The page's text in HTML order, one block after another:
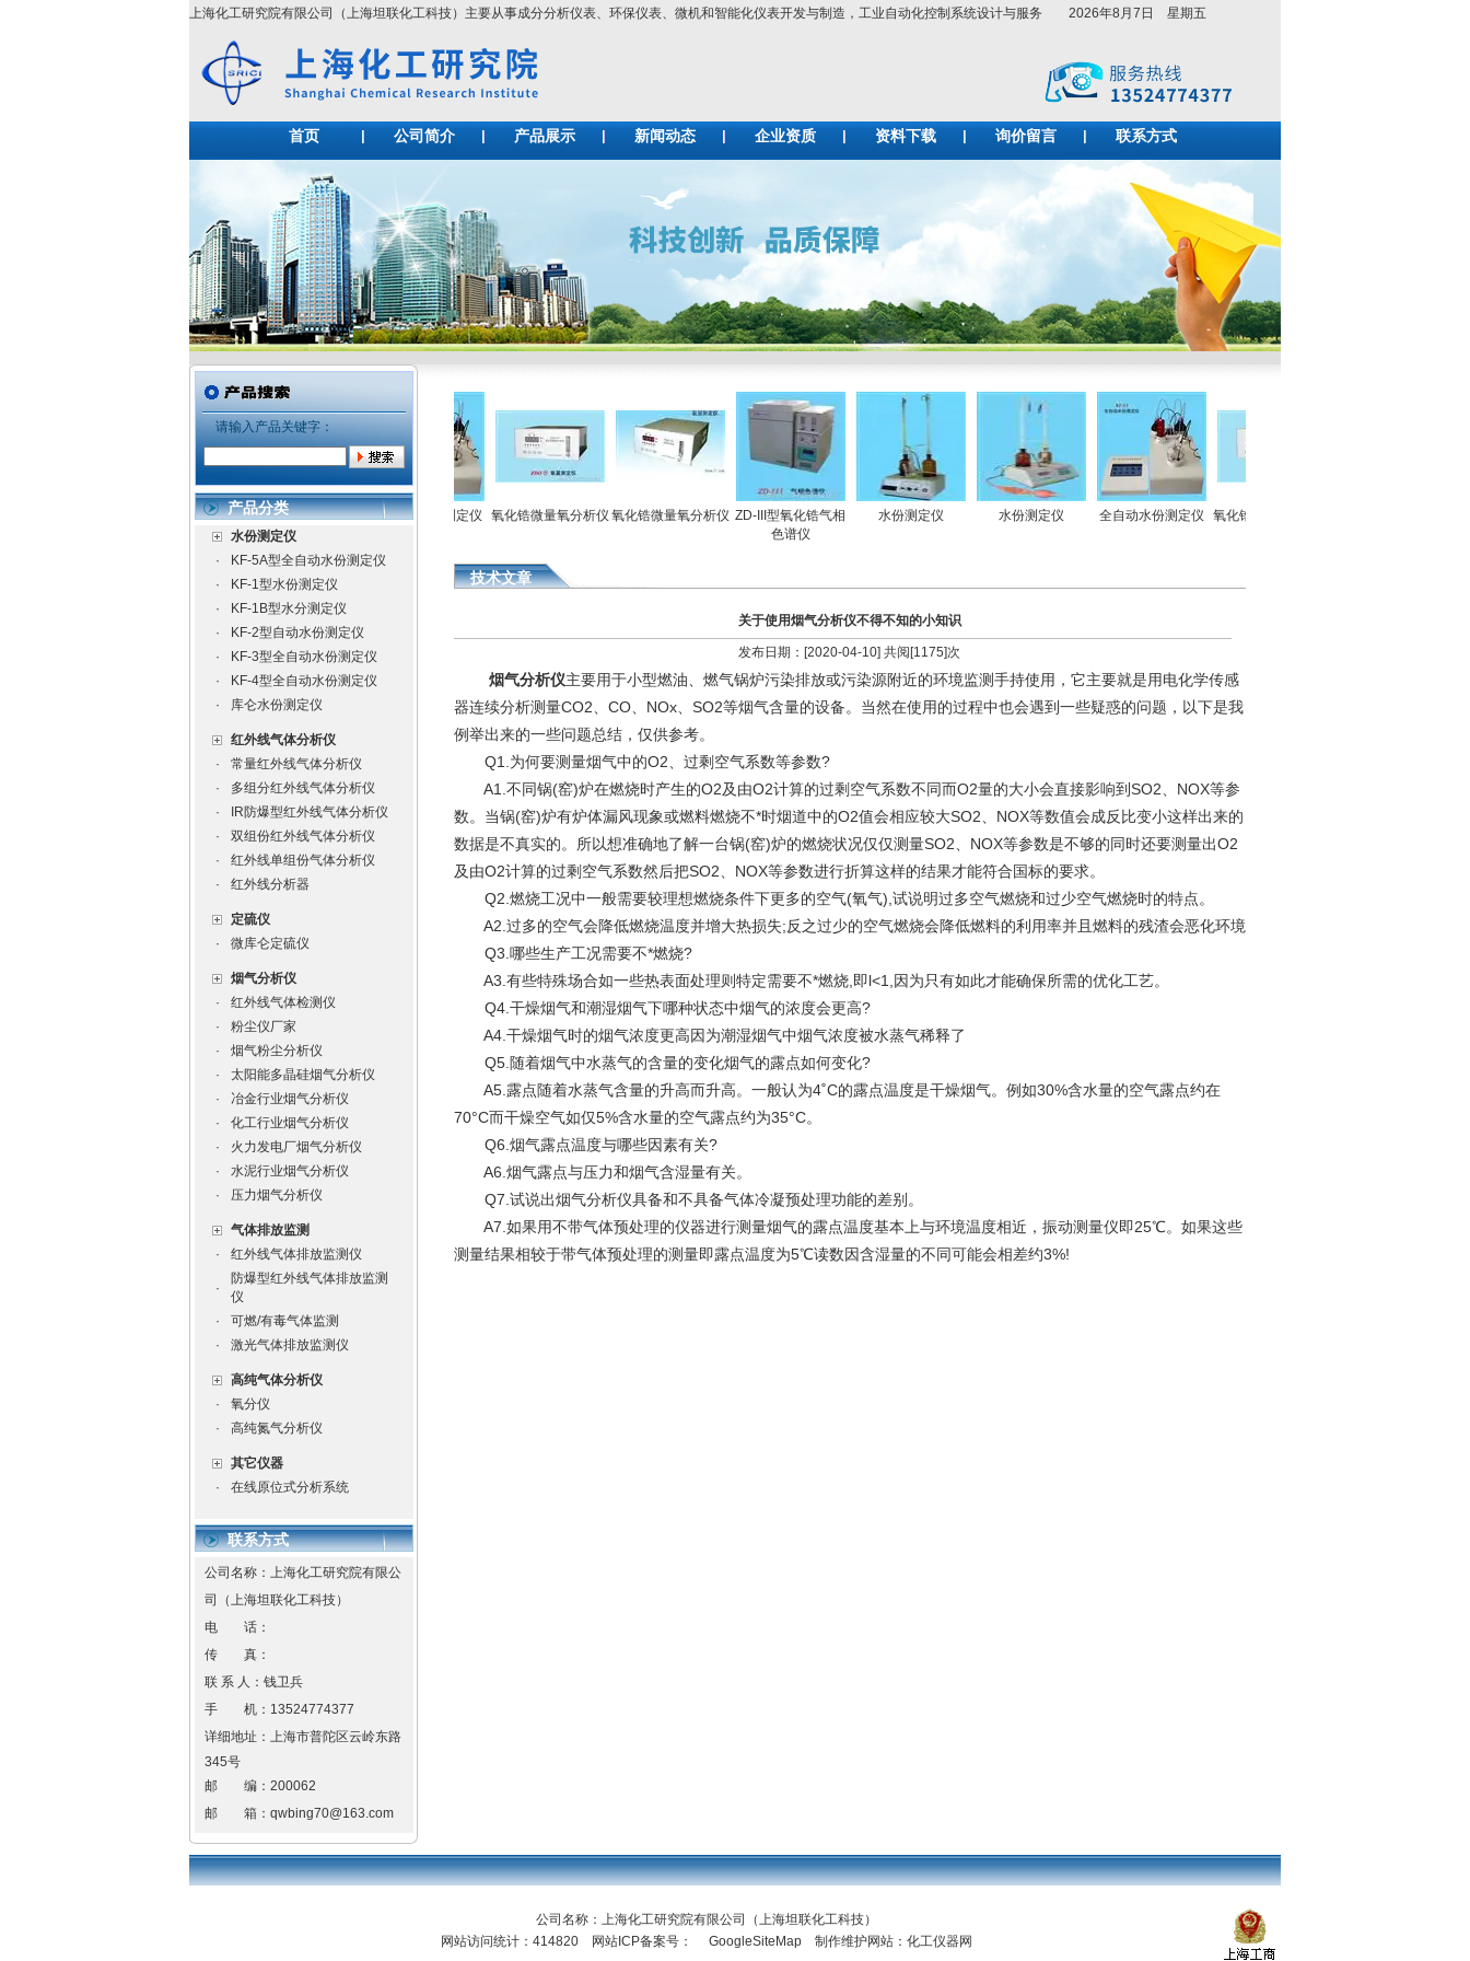
上海化工研究院有限公司（上海坦联化工科技）主要从事成分分析仪表、环保仪表、微机和智能化仪表开发与制造，工业自动化控制系统设计与服务 2026年8月7日 星期五
首页 公司简介 产品展示 新闻动态 企业资质 资料下载 询价留言 联系方式
请输入产品关键字：
产品分类
水份测定仪
·
KF-5A型全自动水份测定仪
·
KF-1型水份测定仪
·
KF-1B型水分测定仪
·
KF-2型自动水份测定仪
·
KF-3型全自动水份测定仪
·
KF-4型全自动水份测定仪
·
库仑水份测定仪
红外线气体分析仪
·
常量红外线气体分析仪
·
多组分红外线气体分析仪
·
IR防爆型红外线气体分析仪
·
双组份红外线气体分析仪
·
红外线单组份气体分析仪
·
红外线分析器
定硫仪
·
微库仑定硫仪
烟气分析仪
·
红外线气体检测仪
·
粉尘仪厂家
·
烟气粉尘分析仪
·
太阳能多晶硅烟气分析仪
·
冶金行业烟气分析仪
·
化工行业烟气分析仪
·
火力发电厂烟气分析仪
·
水泥行业烟气分析仪
·
压力烟气分析仪
气体排放监测
·
红外线气体排放监测仪
·
防爆型红外线气体排放监测
仪
·
可燃/有毒气体监测
·
激光气体排放监测仪
高纯气体分析仪
·
氧分仪
·
高纯氮气分析仪
其它仪器
·
在线原位式分析系统
联系方式
公司名称：上海化工研究院有限公
司（上海坦联化工科技）
电 话：
传 真：
联 系 人：钱卫兵
手 机： 13524774377
详细地址： 上海市普陀区云岭东路
345号
邮 编： 200062
邮 箱： qwbing70@163.com
水份测定仪 水份测定仪 全自动水份测定仪 氧化锆微量氧分析仪氧化锆微量氧分析仪 ZD-III型氧化锆气相
色谱仪
水份测定仪 水份测定仪 全自动水份测定仪 氧化锆微量氧分析仪
技术文章
关于使用烟气分析仪不得不知的小知识
发布日期：[2020-04-10] 共阅[1175]次
烟气分析仪主要用于小型燃油、燃气锅炉污染排放或污染源附近的环境监测手持使用，它主要就是用电化学传感
器连续分析测量CO2、CO、NOx、SO2等烟气含量的设备。当然在使用的过程中也会遇到一些疑惑的问题，以下是我
例举出来的一些问题总结，仅供参考。
Q1.为何要测量烟气中的O2、过剩空气系数等参数?
A1.不同锅(窑)炉在燃烧时产生的O2及由O2计算的过剩空气系数不同而O2量的大小会直接影响到SO2、NOX等参
数。当锅(窑)炉有炉体漏风现象或燃料燃烧不*时烟道中的O2值会相应较大SO2、NOX等数值会成反比变小这样出来的
数据是不真实的。所以想准确地了解一台锅(窑)炉的燃烧状况仅仅测量SO2、NOX等参数是不够的同时还要测量出O2
及由O2计算的过剩空气系数然后把SO2、NOX等参数进行折算这样的结果才能符合国标的要求。
Q2.燃烧工况中一般需要较理想燃烧条件下更多的空气(氧气),试说明过多空气燃烧和过少空气燃烧时的特点。
A2.过多的空气会降低燃烧温度并增大热损失;反之过少的空气燃烧会降低燃料的利用率并且燃料的残渣会恶化环境
Q3.哪些生产工况需要不*燃烧?
A3.有些特殊场合如一些热表面处理则特定需要不*燃烧,即l<1,因为只有如此才能确保所需的优化工艺。
Q4.干燥烟气和潮湿烟气下哪种状态中烟气的浓度会更高?
A4.干燥烟气时的烟气浓度更高因为潮湿烟气中烟气浓度被水蒸气稀释了
Q5.随着烟气中水蒸气的含量的变化烟气的露点如何变化?
A5.露点随着水蒸气含量的升高而升高。一般认为4˚C的露点温度是干燥烟气。例如30%含水量的空气露点约在
70°C而干燥空气如仅5%含水量的空气露点约为35°C。
Q6.烟气露点温度与哪些因素有关?
A6.烟气露点与压力和烟气含湿量有关。
Q7.试说出烟气分析仪具备和不具备气体冷凝预处理功能的差别。
A7.如果用不带气体预处理的仪器进行测量烟气的露点温度基本上与环境温度相近，振动测量仪即25℃。如果这些
测量结果相较于带气体预处理的测量即露点温度为5℃读数因含湿量的不同可能会相差约3%!
公司名称：上海化工研究院有限公司（上海坦联化工科技）
网站访问统计：414820 网站ICP备案号：
GoogleSiteMap 制作维护网站：化工仪器网